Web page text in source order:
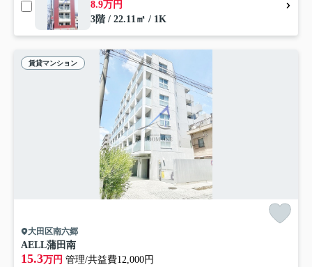
8.9万円
3階 / 22.11㎡ / 1K
賃貸マンション
大田区南六郷
AELL蒲田南
15.3万円 管理/共益費12,000円